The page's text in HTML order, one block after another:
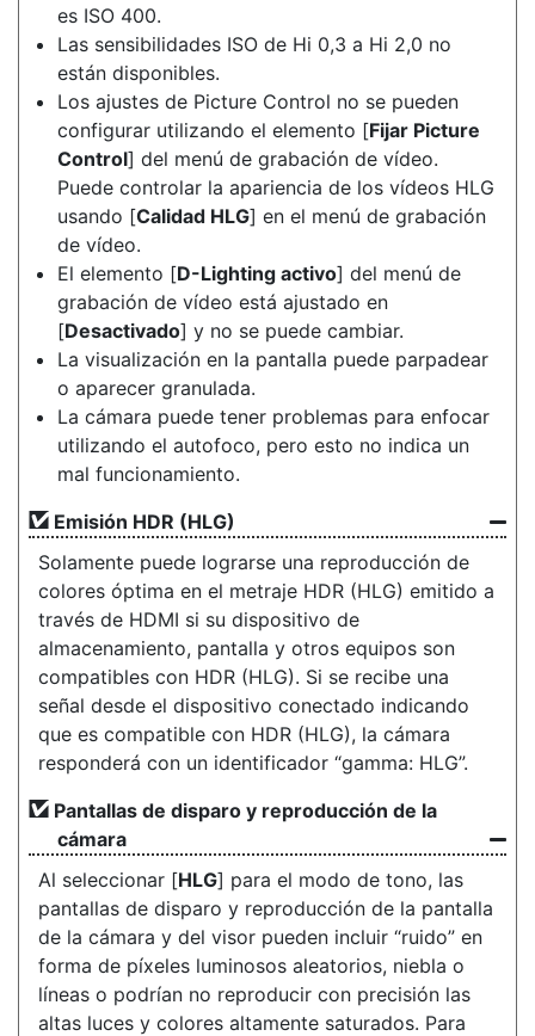
es ISO 400.
Las sensibilidades ISO de Hi 0,3 a Hi 2,0 no
están disponibles.
Los ajustes de Picture Control no se pueden
configurar utilizando el elemento [Fijar Picture
Control] del menú de grabación de vídeo.
Puede controlar la apariencia de los vídeos HLG
usando [Calidad HLG] en el menú de grabación
de vídeo.
El elemento [D-Lighting activo] del menú de
grabación de vídeo está ajustado en
[Desactivado] y no se puede cambiar.
La visualización en la pantalla puede parpadear
o aparecer granulada.
La cámara puede tener problemas para enfocar
utilizando el autofoco, pero esto no indica un
mal funcionamiento.
Emisión HDR (HLG)
Solamente puede lograrse una reproducción de
colores óptima en el metraje HDR (HLG) emitido a
través de HDMI si su dispositivo de
almacenamiento, pantalla y otros equipos son
compatibles con HDR (HLG). Si se recibe una
señal desde el dispositivo conectado indicando
que es compatible con HDR (HLG), la cámara
responderá con un identificador “gamma: HLG”.
Pantallas de disparo y reproducción de la
cámara
Al seleccionar [HLG] para el modo de tono, las
pantallas de disparo y reproducción de la pantalla
de la cámara y del visor pueden incluir “ruido” en
forma de píxeles luminosos aleatorios, niebla o
líneas o podrían no reproducir con precisión las
altas luces y colores altamente saturados. Para